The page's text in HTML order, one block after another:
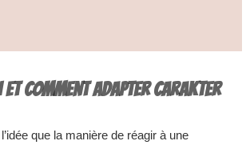
et comment adapter Carakter
que la manière de réagir à une